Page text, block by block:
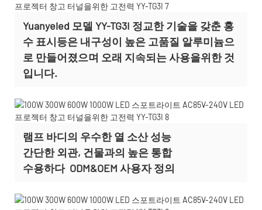
Yuanyeled 모델 YY-TG3I 정교한 기술을 갖춘 홍
수 표시등은 내구성이 높은 고품질 알루미늄으
로 만들어졌으며 오래 지속되는 사용을위한 것
입니다.
램프 바디의 우수한 열 소산 성능
간단한 외관, 건물과의 높은 통합
수용하다 ODM&OEM 사용자 정의